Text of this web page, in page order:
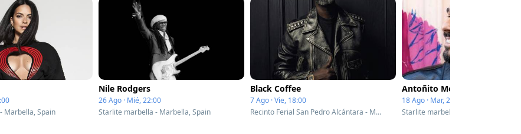
Marbella, Spain
Nile Rodgers
26 Ago · Mié, 22:00
Starlite marbella - Marbella, Spain
Black Coffee
7 Ago · Vie, 18:00
Recinto Ferial San Pedro Alcántara - Marbella, Spain
Antoñito Molina
18 Ago · Mar, 22:00
Starlite marbella - Marbella, Spain